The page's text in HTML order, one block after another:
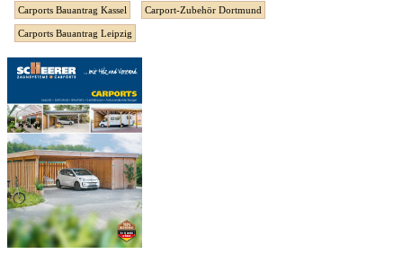
Carports Bauantrag Kassel Carport-Zubehör Dortmund
Carports Bauantrag Leipzig